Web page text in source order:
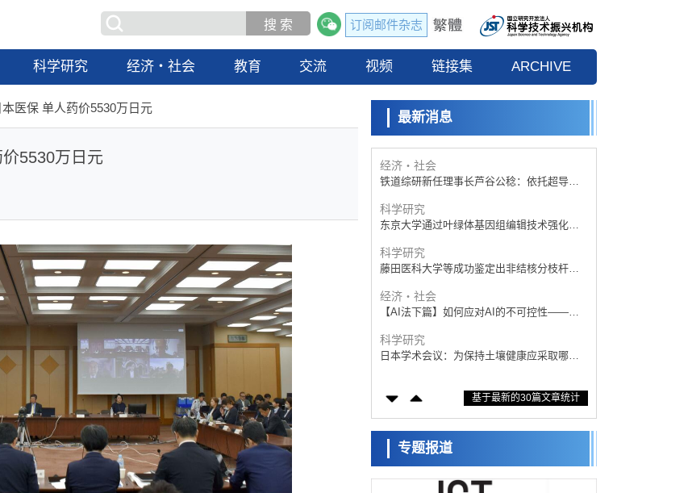
科学研究 经济・社会 教育 交流 视频 链接集 ARCHIVE
订阅邮件杂志
医保 单人药价5530万日元
5530万日元
最新消息
经济・社会
【AI法下篇】如何应对AI的不可控性——中
央大学平野晋教授专访
AI处理器
政策
日本科研费增设国际共同研究强化新类别，
促进青年研究人员赴海外开展研究
经济・社会
铁道综研新任理事长芦谷公稔：依托超导和
科学研究
东京大学通过叶绿体基因组编辑技术强化碳
科学研究
藤田医科大学等成功鉴定出非结核分枝杆菌
因菌株而异
经济・社会
【AI法下篇】如何应对AI的不可控性——中
科学研究
日本学术会议：为保持土壤健康应采取哪些
大阪大学开发基于水氢键网络的温度预测新
【AI法上篇】如何对“将人生交给AI”保持危机
感——中央大学平野晋教授专访
科学研究
庆应义塾大学阐明脑内“游击手”小胶质细胞包
基于最新的30篇文章统计
专题报道